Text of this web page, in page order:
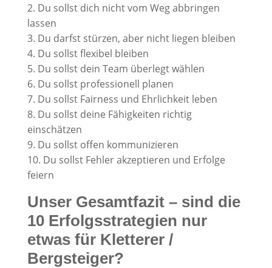
2. Du sollst dich nicht vom Weg abbringen
lassen
3. Du darfst stürzen, aber nicht liegen bleiben
4. Du sollst flexibel bleiben
5. Du sollst dein Team überlegt wählen
6. Du sollst professionell planen
7. Du sollst Fairness und Ehrlichkeit leben
8. Du sollst deine Fähigkeiten richtig
einschätzen
9. Du sollst offen kommunizieren
10. Du sollst Fehler akzeptieren und Erfolge
feiern
Unser Gesamtfazit – sind die
10 Erfolgsstrategien nur
etwas für Kletterer /
Bergsteiger?